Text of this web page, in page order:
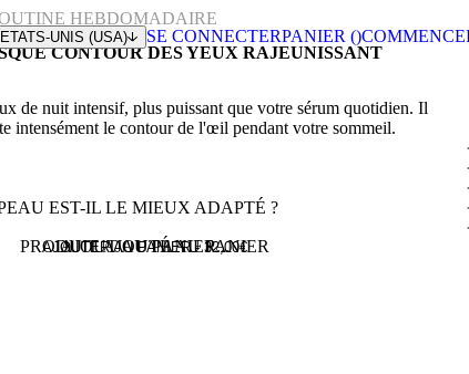
ETATS-UNIS (USA) SE CONNECTERPANIER ()
HEBDOMADAIRE
CONTOUR DES YEUX RAJEUNISSANT
de nuit intensif, plus puissant que votre sérum quotidien. Il
intensément le contour de l'œil pendant votre sommeil.
EST-IL LE MIEUX ADAPTÉ ?
AJOUTER AU PANIER -32,00€
AJOUT AU PANIER...
PRODUIT AJOUTÉ AU PANIER